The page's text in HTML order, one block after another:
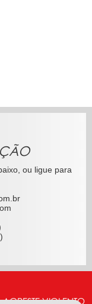
ou ligue para
VIOLENTO